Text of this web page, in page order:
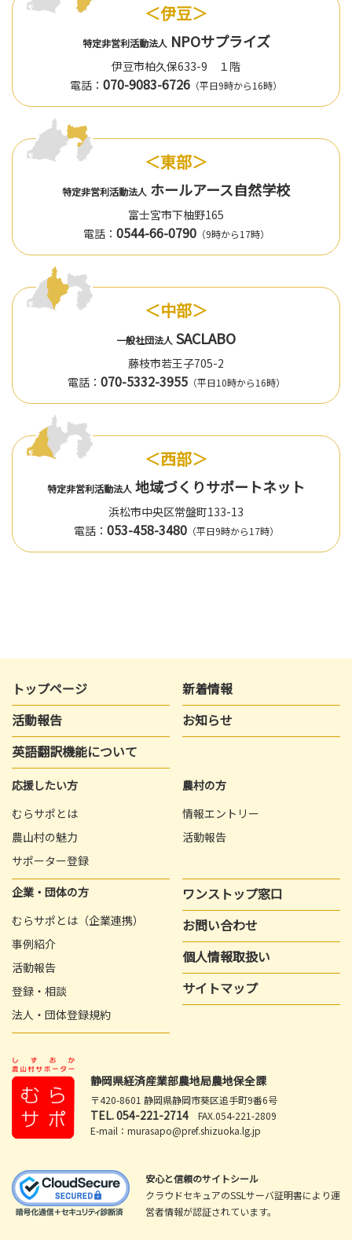
＜伊豆＞
特定非営利活動法人 NPOサプライズ
伊豆市柏久保633-9 １階
電話： 070-9083-6726 （平日9時から16時）
＜東部＞
特定非営利活動法人 ホールアース自然学校
富士宮市下柚野165
電話： 0544-66-0790（9時から17時）
＜中部＞
一般社団法人 SACLABO
藤枝市若王子705-2
電話： 070-5332-3955（平日10時から16時）
＜西部＞
特定非営利活動法人 地域づくりサポートネット
浜松市中央区常盤町133-13
電話： 053-458-3480（平日9時から17時）
トップページ
新着情報
活動報告
お知らせ
英語翻訳機能について
応援したい方
むらサポとは
農山村の魅力
サポーター登録
農村の方
情報エントリー
活動報告
企業・団体の方
むらサポとは（企業連携）
事例紹介
活動報告
登録・相談
法人・団体登録規約
ワンストップ窓口
お問い合わせ
個人情報取扱い
サイトマップ
静岡県経済産業部農地局農地保全課
〒420-8601 静岡県静岡市葵区追手町9番6号
TEL.054-221-2714 FAX.054-221-2809
E-mail：murasapo@pref.shizuoka.lg.jp
安心と信頼のサイトシール
クラウドセキュアのSSLサーバ証明書により運
営者情報が認証されています。